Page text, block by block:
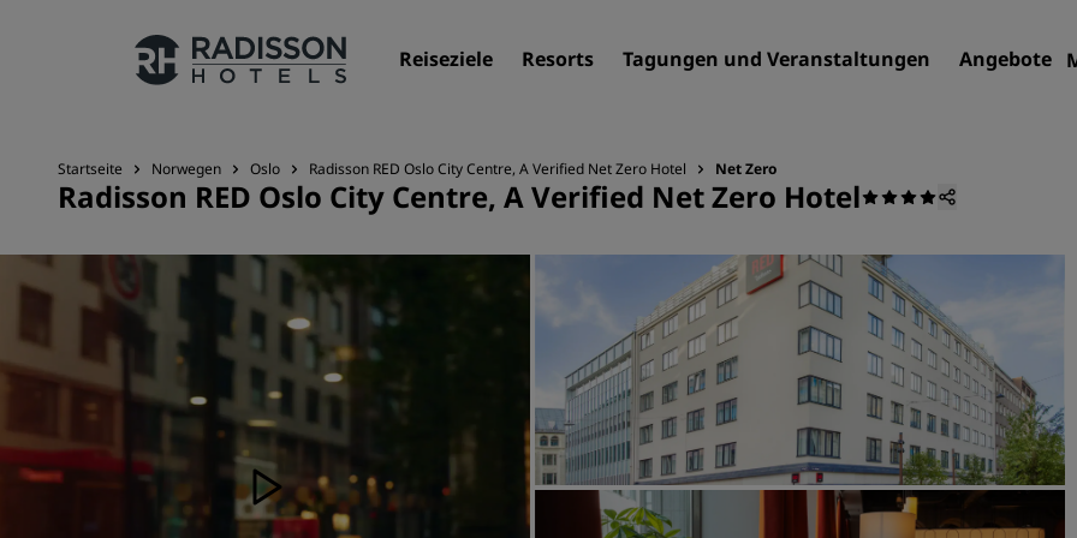
Reiseziele Resorts Tagungen und Veranstaltungen Angebote
Unsere Marken
Marken von Radisson Hotels
Finden Sie Ihr Hotel
Resorts
Serviced Apartments
Flughafenhotels
Neue und geplante Hotels
Tagungen und
Veranstaltungen
Entdecken Sie Radisson
Startseite Norwegen Oslo Radisson RED Oslo City Centre, A Verified Net Zero Hotel Net Zero
Radisson RED Oslo City Centre, A Verified Net Zero Hotel